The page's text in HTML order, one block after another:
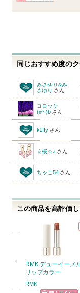
同じおすすめ度のク
みさゆり&み
さゆり さん
コロッケ
(o^-)b さん
k1ffy さん
☆桜☆♪ さん
ちゃこ54 さん
この商品を高評価
RMK デューイーメ
リップカラー
RMK